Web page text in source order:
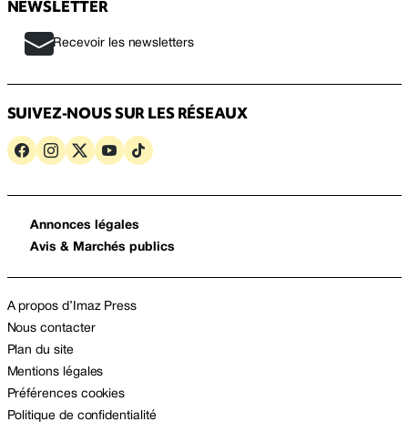
NEWSLETTER
Recevoir les newsletters
SUIVEZ-NOUS SUR LES RÉSEAUX
Annonces légales
Avis & Marchés publics
A propos d’Imaz Press
Nous contacter
Plan du site
Mentions légales
Préférences cookies
Politique de confidentialité